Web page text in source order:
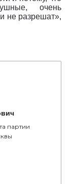
очень
не разрешат»,
партии